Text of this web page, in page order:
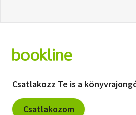
Csatlakozz Te is a
Csatlakozom